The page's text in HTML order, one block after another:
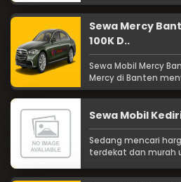
Sewa Mercy
100K D..
Sewa Mobil Mercy
Mercy di Banten
Sewa Mobil
Sedang mencari
terdekat dan murah